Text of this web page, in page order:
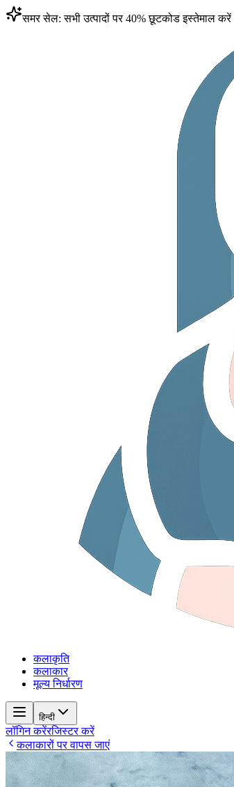
समर सेल: सभी उत्पादों पर 40% छूटकोड इस्तेमाल करें
कलाकृति
कलाकार
मूल्य निर्धारण
हिन्दी
लॉगिन करेंरजिस्टर करें
कलाकारों पर वापस जाएं